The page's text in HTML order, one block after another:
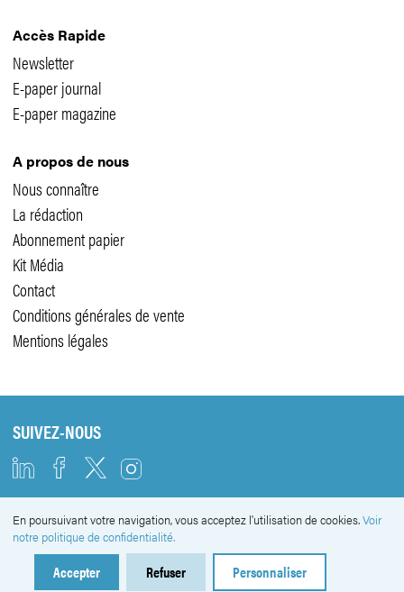
Accès Rapide
Newsletter
E-paper journal
E-paper magazine
A propos de nous
Nous connaître
La rédaction
Abonnement papier
Kit Média
Contact
Conditions générales de vente
Mentions légales
SUIVEZ-NOUS
NEWSLETTER
En poursuivant votre navigation, vous acceptez l'utilisation de cookies.Voir
notre politique de confidentialité.
Accepter Refuser Personnaliser